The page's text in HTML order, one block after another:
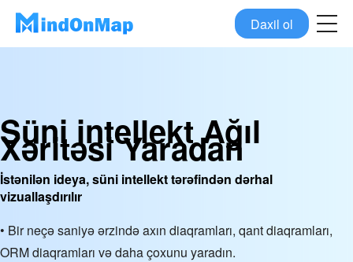
Daxil ol
Süni intellekt Ağıl
Xəritəsi Yaradan
İstənilən ideya, süni intellekt tərəfindən dərhal
vizuallaşdırılır
• Bir neçə saniyə ərzində axın diaqramları, qant diaqramları,
ORM diaqramları və daha çoxunu yaradın.